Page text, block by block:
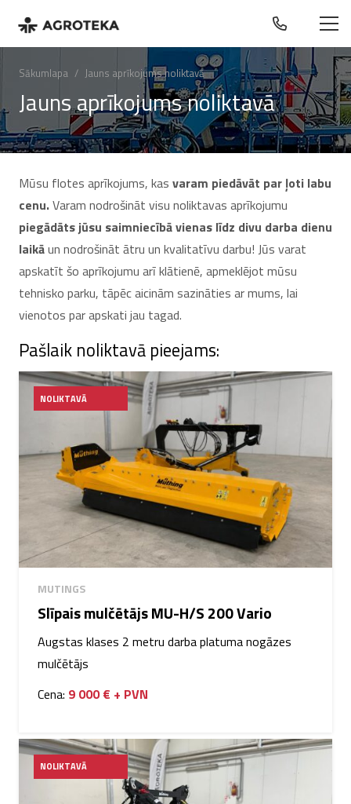
Sākumlapa / Jauns aprīkojums noliktavā
Jauns aprīkojums noliktavā
Mūsu flotes aprīkojums, kas varam piedāvāt par ļoti labu
cenu.Varam nodrošināt visu noliktavas aprīkojumu
piegādāts jūsu saimniecībā vienas līdz divu darba dienu
laikāun nodrošināt ātru un kvalitatīvu darbu! Jūs varat
apskatīt šo aprīkojumu arī klātienē, apmeklējot mūsu
tehnisko parku, tāpēc aicinām sazināties ar mums, lai
vienotos par apskati jau tagad.
Pašlaik noliktavā pieejams:
NOLIKTAVĀ
MUTINGS
Slīpais mulčētājs MU-H/S 200 Vario
Augstas klases 2 metru darba platuma nogāzes
mulčētājs
Cena: 9 000 € + PVN
NOLIKTAVĀ